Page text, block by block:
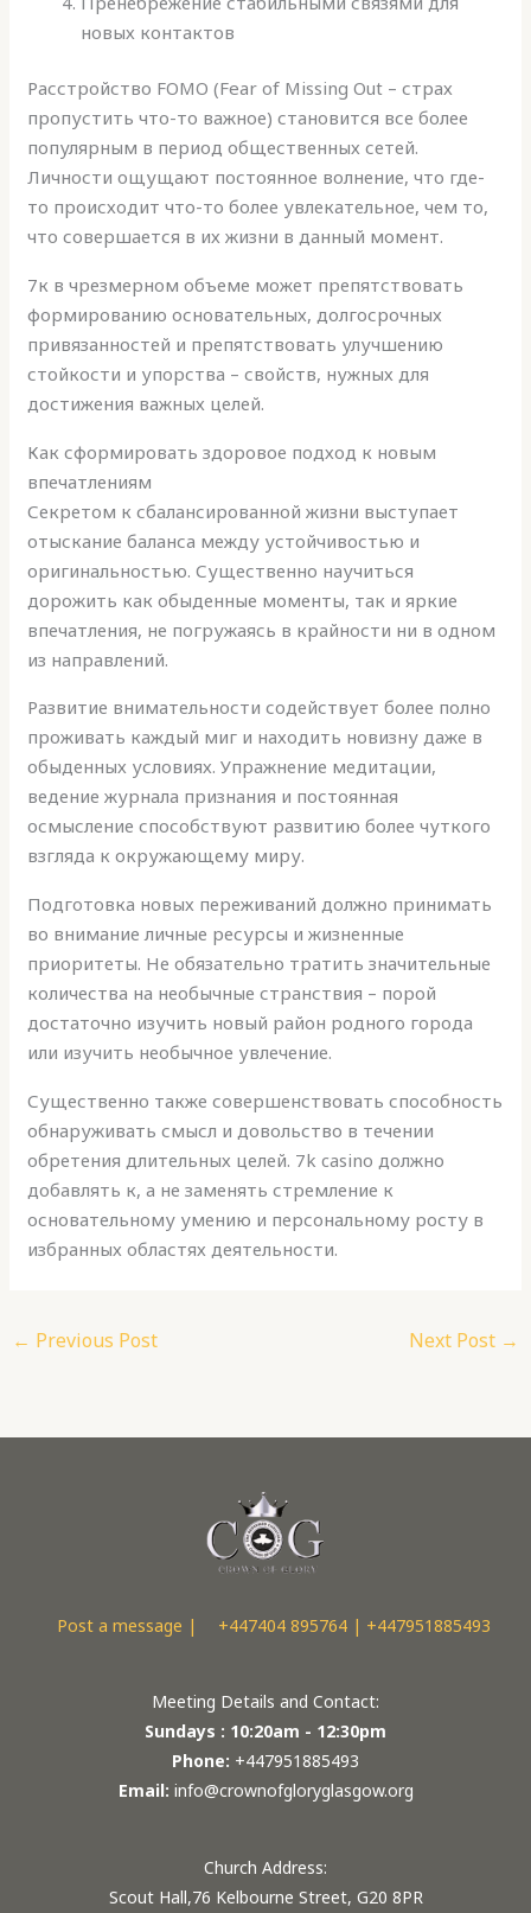
новых контактов
Расстройство FOMO (Fear of Missing Out – страх
пропустить что-то важное) становится все более
популярным в период общественных сетей.
Личности ощущают постоянное волнение, что где-
то происходит что-то более увлекательное, чем то,
что совершается в их жизни в данный момент.
7к в чрезмерном объеме может препятствовать
формированию основательных, долгосрочных
привязанностей и препятствовать улучшению
стойкости и упорства – свойств, нужных для
достижения важных целей.
Как сформировать здоровое подход к новым
впечатлениям
Секретом к сбалансированной жизни выступает
отыскание баланса между устойчивостью и
оригинальностью. Существенно научиться
дорожить как обыденные моменты, так и яркие
впечатления, не погружаясь в крайности ни в одном
из направлений.
Развитие внимательности содействует более полно
проживать каждый миг и находить новизну даже в
обыденных условиях. Упражнение медитации,
ведение журнала признания и постоянная
осмысление способствуют развитию более чуткого
взгляда к окружающему миру.
Подготовка новых переживаний должно принимать
во внимание личные ресурсы и жизненные
приоритеты. Не обязательно тратить значительные
количества на необычные странствия – порой
достаточно изучить новый район родного города
или изучить необычное увлечение.
Существенно также совершенствовать способность
обнаруживать смысл и довольство в течении
обретения длительных целей. 7k casino должно
добавлять к, а не заменять стремление к
основательному умению и персональному росту в
избранных областях деятельности.
← Previous Post Next Post →
Post a message | +447404 895764 | +447951885493
Meeting Details and Contact:
Sundays : 10:20am - 12:30pm
Phone: +447951885493
Email: info@crownofgloryglasgow.org
Church Address:
Scout Hall,76 Kelbourne Street, G20 8PR